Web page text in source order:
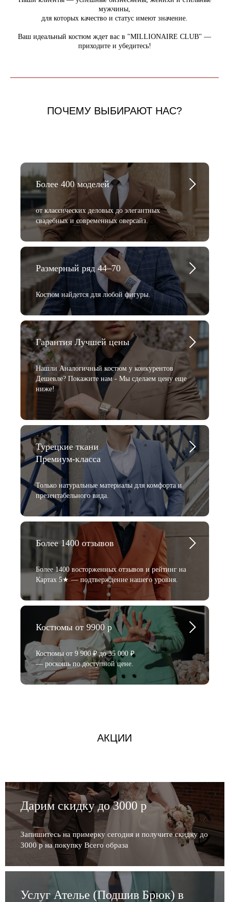
мужчины,
для которых качество и статус имеют значение.
Ваш идеальный костюм ждет вас в "MILLIONAIRE CLUB" —
приходите и убедитесь!
ПОЧЕМУ ВЫБИРАЮТ НАС?
Более 400 моделей
от классических деловых до элегантных
свадебных и современных оверсайз.
Размерный ряд 44–70
Костюм найдется для любой фигуры.
Гарантия Лучшей цены
Нашли Аналогичный костюм у конкурентов
Дешевле? Покажите нам - Мы сделаем цену еще
ниже!
Турецкие ткани
Премиум-класса
Только натуральные материалы для комфорта и
презентабельного вида.
Более 1400 отзывов
Более 1400 восторженных отзывов и рейтинг на
Картах 5★ — подтверждение нашего уровня.
Костюмы от 9900 р
Костюмы от 9 900 ₽ до 35 000 ₽
— роскошь по доступной цене.
АКЦИИ
Дарим скидку до 3000 р
Запишитесь на примерку сегодня и получите скидку до
3000 р на покупку Всего образа
Услуг Ателье (Подшив Брюк) в